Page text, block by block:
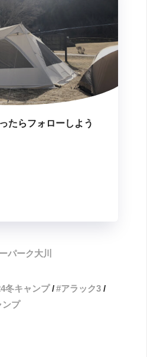
たらフォローしよう
パーク大川
冬キャンプ
アラック3
ンプ